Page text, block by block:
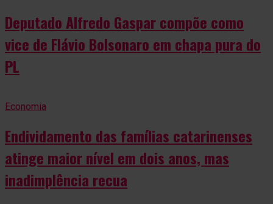
Deputado Alfredo Gaspar compõe como
vice de Flávio Bolsonaro em chapa pura do
PL
Economia
Endividamento das famílias catarinenses
atinge maior nível em dois anos, mas
inadimplência recua